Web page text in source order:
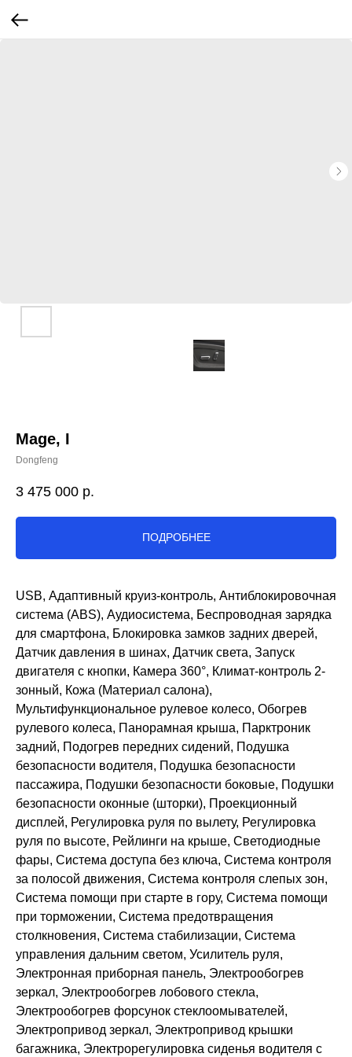
Mage, I
Dongfeng
3 475 000 р.
ПОДРОБНЕЕ
USB, Адаптивный круиз-контроль, Антиблокировочная
система (ABS), Аудиосистема, Беспроводная зарядка
для смартфона, Блокировка замков задних дверей,
Датчик давления в шинах, Датчик света, Запуск
двигателя с кнопки, Камера 360°, Климат-контроль 2-
зонный, Кожа (Материал салона),
Мультифункциональное рулевое колесо, Обогрев
рулевого колеса, Панорамная крыша, Парктроник
задний, Подогрев передних сидений, Подушка
безопасности водителя, Подушка безопасности
пассажира, Подушки безопасности боковые, Подушки
безопасности оконные (шторки), Проекционный
дисплей, Регулировка руля по вылету, Регулировка
руля по высоте, Рейлинги на крыше, Светодиодные
фары, Система доступа без ключа, Система контроля
за полосой движения, Система контроля слепых зон,
Система помощи при старте в гору, Система помощи
при торможении, Система предотвращения
столкновения, Система стабилизации, Система
управления дальним светом, Усилитель руля,
Электронная приборная панель, Электрообогрев
зеркал, Электрообогрев лобового стекла,
Электрообогрев форсунок стеклоомывателей,
Электропривод зеркал, Электропривод крышки
багажника, Электрорегулировка сиденья водителя с